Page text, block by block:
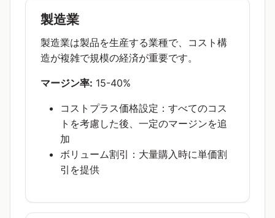
製造業
製造業は製品を生産する業種で、コスト構
造が複雑で規模の経済が重要です。
マージン率: 15-40%
コストプラス価格設定：すべてのコス
トを考慮した後、一定のマージンを追
加
ボリューム割引：大量購入時に単価割
引を提供